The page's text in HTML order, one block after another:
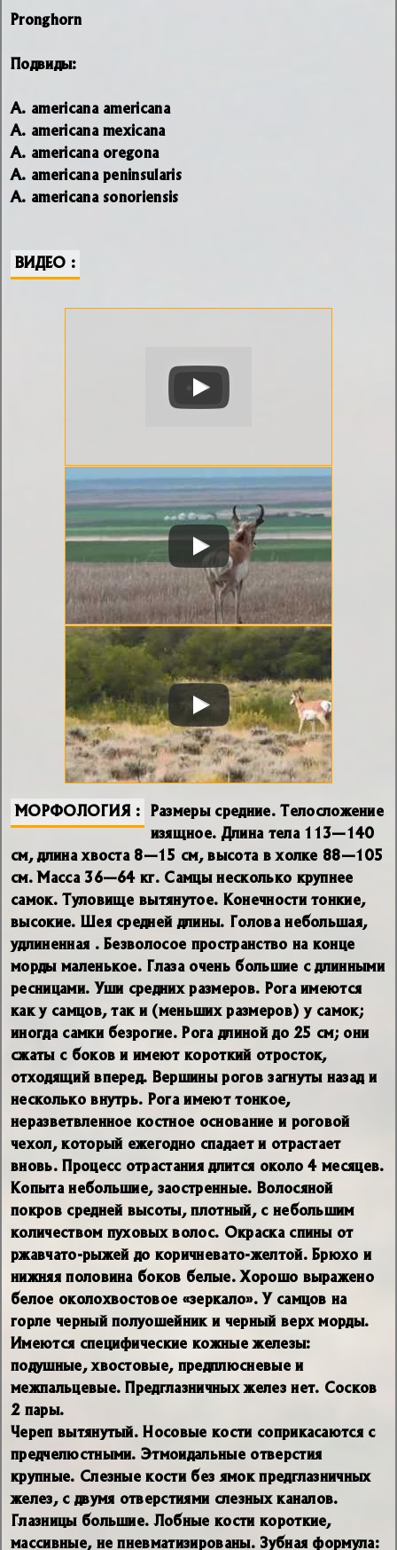
Pronghorn
Подвиды:
A. americana americana
A. americana mexicana
A. americana oregona
A. americana peninsularis
A. americana sonoriensis
ВИДЕО
МОРФОЛОГИЯ Размеры средние. Телосложение
изящное. Длина тела 113—140
см, длина хвоста 8—15 см, высота в холке 88—105
см. Масса 36—64 кг. Самцы несколько крупнее
самок. Туловище вытянутое. Конечности тонкие,
высокие. Шея средней длины. Голова небольшая,
удлиненная . Безволосое пространство на конце
морды маленькое. Глаза очень большие с длинными
ресницами. Уши средних размеров. Рога имеются
как у самцов, так и (меньших размеров) у самок;
иногда самки безрогие. Рога длиной до 25 см; они
сжаты с боков и имеют короткий отросток,
отходящий вперед. Вершины рогов загнуты назад и
несколько внутрь. Рога имеют тонкое,
неразветвленное костное основание и роговой
чехол, который ежегодно спадает и отрастает
вновь. Процесс отрастания длится около 4 месяцев.
Копыта небольшие, заостренные. Волосяной
покров средней высоты, плотный, с небольшим
количеством пуховых волос. Окраска спины от
ржавчато-рыжей до коричневато-желтой. Брюхо и
нижняя половина боков белые. Хорошо выражено
белое околохвостовое «зеркало». У самцов на
горле черный полуошейник и черный верх морды.
Имеются специфические кожные железы:
подушные, хвостовые, предплюсневые и
межпальцевые. Предглазничных желез нет. Сосков
2 пары.
Череп вытянутый. Носовые кости соприкасаются с
предчелюстными. Этмоидальные отверстия
крупные. Слезные кости без ямок предглазничных
желез, с двумя отверстиями слезных каналов.
Глазницы большие. Лобные кости короткие,
массивные, не пневматизированы. Зубная формула: